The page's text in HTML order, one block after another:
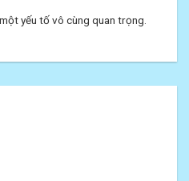
yếu tố vô cùng quan trọng.